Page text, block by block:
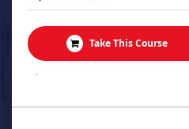
Take This Course
.